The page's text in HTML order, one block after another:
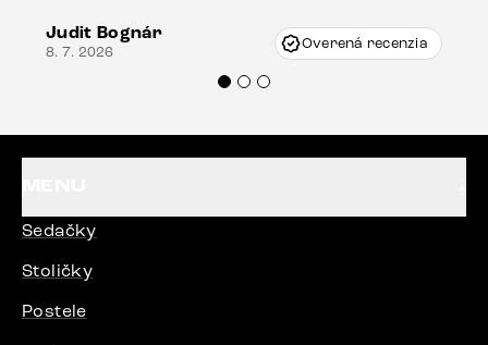
Vincze pri riešení mojej záležitosti pristúpili
veľmi korektne. Odporúčam produkty Delife
Judit Bognár
8. 7. 2026 Overená recenzia
Sedačky
Stoličky
Postele